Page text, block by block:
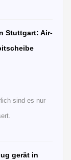
Stuttgart: Air-
sind es nur
gerät in